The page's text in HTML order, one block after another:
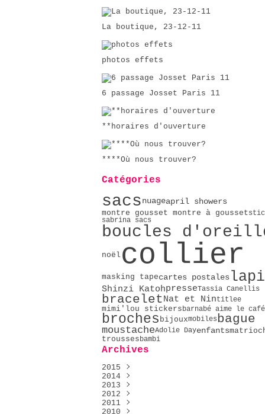
La boutique, 23-12-11
photos effets
6 passage Josset Paris 11
**horaires d'ouverture
****Où nous trouver?
Catégories
sacsnuageapril showers
montre gousset montre à gousset
sabrina sacs
boucles
noël collier
masking tapecartes postales
Shinzi KatohpresseTassia Canellis
braceletNat et Nintitlee
mimi'lou stickersbarnabé aime le café
broches bijouxmobilesbague
moustacheAdolie Dayenfants
trousses bambi
Archives
2015
Décembre
Mai(2)
Avril
Février
Janvier
2014
Décembre
Novembre
Octobre
Septembre
2013
Décembre
Novembre
Octobre
2012
Décembre
Novembre
2011
Décembre
2010